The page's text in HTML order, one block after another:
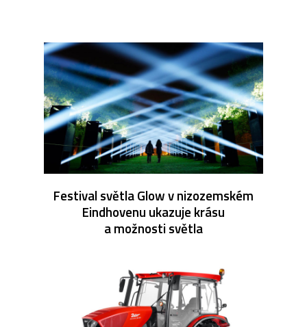
Festival světla Glow v nizozemském
Eindhovenu ukazuje krásu
a možnosti světla